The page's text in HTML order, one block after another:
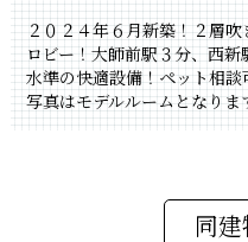
２０２４年６月新築！２層
ロビー！大師前駅３分、西
水準の快適設備！ペット相談
写真はモデルルームとなりま
同